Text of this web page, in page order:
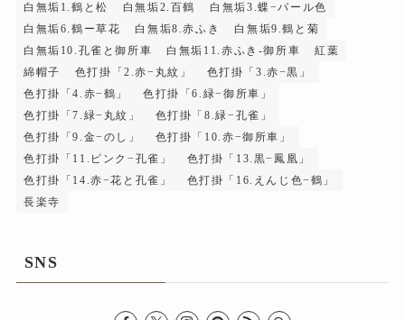
白無垢1.鶴と松
白無垢2.百鶴
白無垢3.蝶−パール色
白無垢6.鶴ー草花
白無垢8.赤ふき
白無垢9.鶴と菊
白無垢10.孔雀と御所車
白無垢11.赤ふき-御所車
紅葉
綿帽子
色打掛「2.赤−丸紋」
色打掛「3.赤−黒」
色打掛「4.赤−鶴」
色打掛「6.緑−御所車」
色打掛「7.緑−丸紋」
色打掛「8.緑−孔雀」
色打掛「9.金−のし」
色打掛「10.赤−御所車」
色打掛「11.ピンク−孔雀」
色打掛「13.黒−鳳凰」
色打掛「14.赤−花と孔雀」
色打掛「16.えんじ色−鶴」
長楽寺
SNS